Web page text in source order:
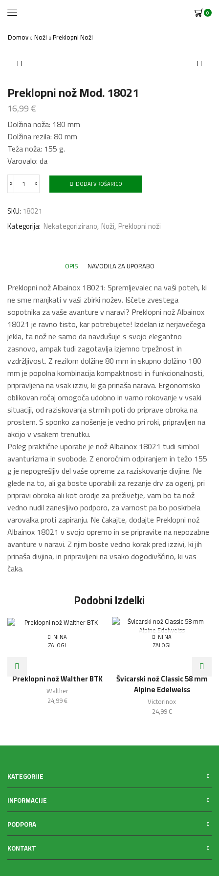
0
Domov Noži Preklopni Noži
Preklopni nož Mod. 18021
16,99€
Dolžina noža: 180 mm
Dolžina rezila: 80 mm
Teža noža: 155 g.
Varovalo: da
Preklopni
nož
Mod.
18021
količina
DODAJ V KOŠARICO
SKU: 18021
Kategorija: Nekategorizirano, Noži, Preklopni noži
OPIS NAVODILA ZA UPORABO
Preklopni nož Albainox 18021: Spremljevalec na vaši poteh, ki
ne sme manjkati v vaši zbirki nožev. Iščete zvestega
sopotnika za vaše avanture v naravi? Preklopni nož Albainox
18021 je ravno tisto, kar potrebujete! Izdelan iz nerjavečega
jekla, ta nož ne samo da navdušuje s svojo elegantno
zasnovo, ampak tudi zagotavlja izjemno trpežnost in
vzdržljivost. Z rezilom dolžine 80 mm in skupno dolžino 180
mm je popolna kombinacija kompaktnosti in funkcionalnosti,
pripravljena na vsak izziv, ki ga prinaša narava. Ergonomsko
oblikovan ročaj omogoča udobno in varno rokovanje v vsaki
situaciji, od raziskovanja strmih poti do priprave obroka na
prostem. S sponko za nošenje je vedno pri roki, pripravljen na
akcijo v vsakem trenutku.
Poleg praktične uporabe je nož Albainox 18021 tudi simbol
avanturizma in svobode. Z enoročnim odpiranjem in težo 155
g je nepogrešljiv del vaše opreme za raziskovanje divjine. Ne
glede na to, ali ga boste uporabili za rezanje drv za ogenj, pri
pripravi obroka ali kot orodje za preživetje, vam bo ta nož
vedno nudil zanesljivo podporo, za varnost pa bo poskrbela
varovalka proti zapiranju. Ne čakajte, dodajte Preklopni nož
Albainox 18021 v svojo opremo in se pripravite na nepozabne
avanture v naravi. Z njim boste vedno korak pred izzivi, ki jih
prinaša divjina, in pripravljeni na vsako dogodivščino, ki vas
čaka.
Podobni Izdelki
NI NA
ZALOGI
Preklopni nož Walther BTK
Walther
24,99€
NI NA
ZALOGI
Švicarski nož Classic 58 mm
Alpine Edelweiss
Victorinox
24,99€
KATEGORIJE
INFORMACIJE
PODPORA
KONTAKT